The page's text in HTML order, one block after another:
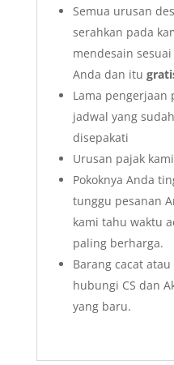
Semua urusan
serahkan pada
mendesain
Anda dan itu
Lama pengerjaan
jadwal yang
disepakati
Urusan pajak
Pokoknya Anda
tunggu pesanan
kami tahu waktu
paling berharga.
Barang cacat
hubungi CS dan
yang baru.